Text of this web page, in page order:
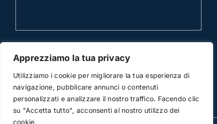
Apprezziamo la tua privacy
Utilizziamo i cookie per migliorare la tua esperienza di
navigazione, pubblicare annunci o contenuti
personalizzati e analizzare il nostro traffico. Facendo clic
su "Accetta tutto", acconsenti al nostro utilizzo dei
cookie.
invia mail